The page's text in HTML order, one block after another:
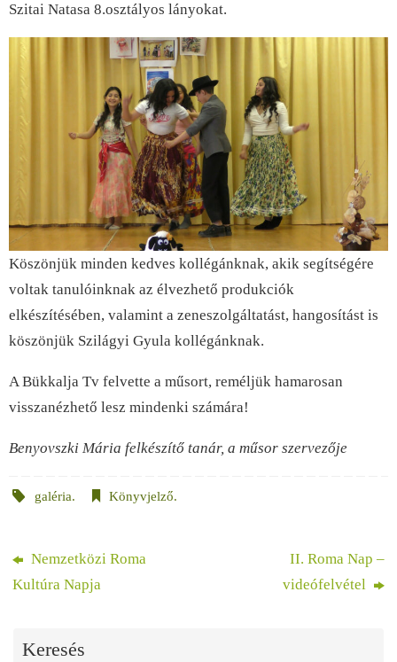
Szitai Natasa 8.osztályos lányokat.
Köszönjük minden kedves kollégánknak, akik segítségére
voltak tanulóinknak az élvezhető produkciók
elkészítésében, valamint a zeneszolgáltatást, hangosítást is
köszönjük Szilágyi Gyula kollégánknak.
A Bükkalja Tv felvette a műsort, reméljük hamarosan
visszanézhető lesz mindenki számára!
Benyovszki Mária felkészítő tanár, a műsor szervezője
galéria. Könyvjelző.
Nemzetközi Roma
Kultúra Napja
II. Roma Nap –
videófelvétel
Keresés